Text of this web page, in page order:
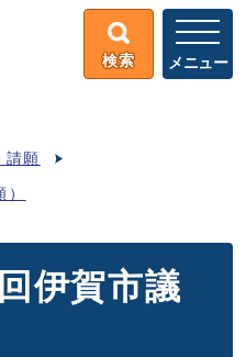
検索 メニュー
請願
伊賀市議